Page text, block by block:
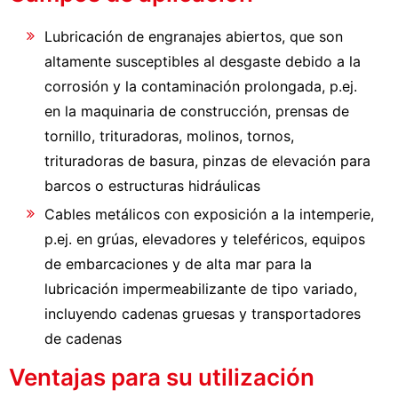
Lubricación de engranajes abiertos, que son
altamente susceptibles al desgaste debido a la
corrosión y la contaminación prolongada, p.ej.
en la maquinaria de construcción, prensas de
tornillo, trituradoras, molinos, tornos,
trituradoras de basura, pinzas de elevación para
barcos o estructuras hidráulicas
Cables metálicos con exposición a la intemperie,
p.ej. en grúas, elevadores y teleféricos, equipos
de embarcaciones y de alta mar para la
lubricación impermeabilizante de tipo variado,
incluyendo cadenas gruesas y transportadores
de cadenas
Ventajas para su utilización